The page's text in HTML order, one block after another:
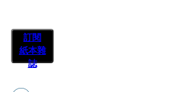
訂閱
紙本雜
誌